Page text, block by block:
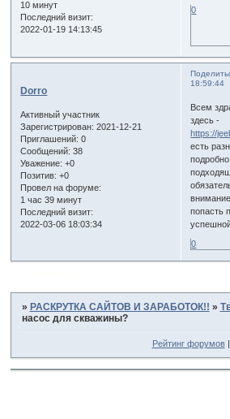
10 минут
Последний визит:
2022-01-19 14:13:45
0
18:59:44
Dorro
Активный участник
Зарегистрирован: 2021-12-21
Приглашений: 0
Сообщений: 38
Уважение: +0
Позитив: +0
Провел на форуме:
1 час 39 минут
Последний визит:
2022-03-06 18:03:34
Всем
здесь -
https://
есть
попасть
0
» РАСКРУТКА САЙТОВ И ЗАРАБОТОК!! »
насос для скважины?
Рейтинг форумов|